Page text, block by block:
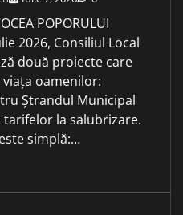
POPORULUI
2026, Consiliul Local
două proiecte care
oamenilor:
Ștrandul Municipal
tarifelor la salubrizare.
simplă:…